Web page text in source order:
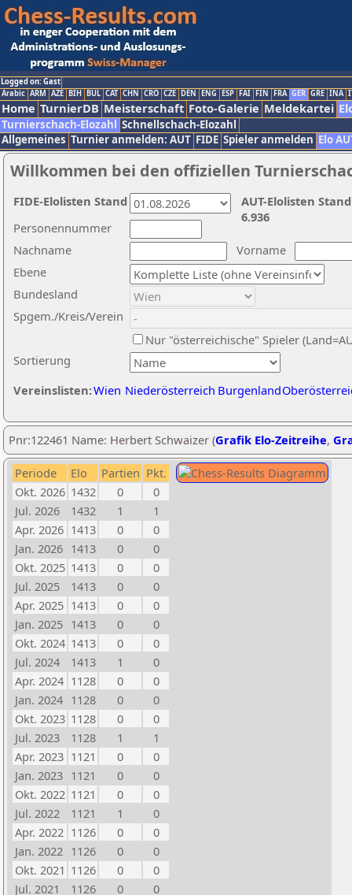
Logged on: Gast
Arabic ARM AZE BIH BUL CAT CHN CRO CZE DEN ENG ESP FAI FIN FRA GER GRE INA
Home TurnierDB Meisterschaft Foto-Galerie Meldekartei
Turnierschach-Elozahl Schnellschach-Elozahl
Allgemeines Turnier anmelden: AUT FIDE Spieler anmelden Elo
Willkommen bei den offiziellen
Nachname
Vorname
Ebene
Sortierung
Personennummer
Bundesland
Spgem./Kreis/Verein
Nur "österreichische" Spieler
Vereinslisten:Wien Niederösterreich Burgenland
AUT-Elolisten
6.936
FIDE-Elolisten Stand
Pnr:122461 Name: Herbert Schwaizer (Grafik Elo-Zeitreihe,
Periode Elo Partien Pkt.
Okt. 2026 1432 0
0
Jul. 2026
1432 1
1
Apr. 2026 1413 0
0
Jan. 2026 1413 0
0
Okt. 2025 1413 0
0
Jul. 2025
1413 0
0
Apr. 2025 1413 0
0
Jan. 2025 1413 0
0
Okt. 2024 1413 0
0
Jul. 2024
1413 1
0
Apr. 2024 1128 0
0
Jan. 2024 1128 0
0
Okt. 2023 1128 0
0
Jul. 2023
1128 1
1
Apr. 2023 1121 0
0
Jan. 2023 1121 0
0
Okt. 2022 1121 0
0
Jul. 2022
1121 1
0
Apr. 2022 1126 0
0
Jan. 2022 1126 0
0
Okt. 2021 1126 0
0
Jul. 2021
1126 0
0